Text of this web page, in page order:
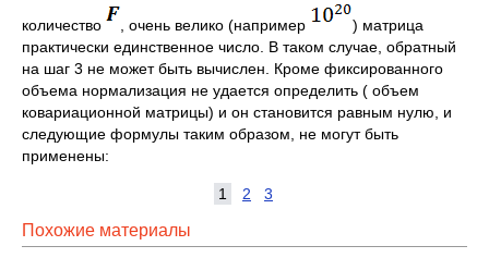
количество
, очень велико (например
) матрица
практически единственное число. В таком случае, обратный
на шаг 3 не может быть вычислен. Кроме фиксированного
объема нормализация не удается определить ( объем
ковариационной матрицы) и он становится равным нулю, и
следующие формулы таким образом, не могут быть
применены:
1 2 3
Похожие материалы